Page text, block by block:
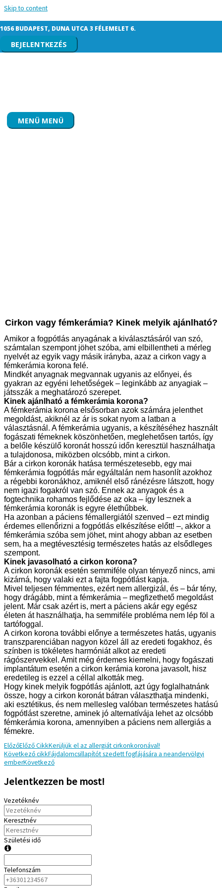
Skip to content
1056 BUDAPEST, DUNA UTCA 3 FÉLEMELET 6.
BEJELENTKEZÉS
MENÜ MENÜ
Cirkon vagy fémkerámia? Kinek melyik
ajánlható?
Cirkon vagy fémkerámia? Kinek melyik ajánlható?
Amikor a fogpótlás anyagának a kiválasztásáról van szó,
számtalan szempont jöhet szóba, ami elbillentheti a mérleg
nyelvét az egyik vagy másik irányba, azaz a cirkon vagy a
fémkerámia korona felé.
Mindkét anyagnak megvannak ugyanis az előnyei, és
gyakran az egyéni lehetőségek – leginkább az anyagiak –
játsszák a meghatározó szerepet.
Kinek ajánlható a fémkerámia korona?
A fémkerámia korona elsősorban azok számára jelenthet
megoldást, akiknél az ár is sokat nyom a latban a
választásnál. A fémkerámia ugyanis, a készítéséhez használt
fogászati fémeknek köszönhetően, meglehetősen tartós, így
a belőle készülő koronát hosszú időn keresztül használhatja
a tulajdonosa, miközben olcsóbb, mint a cirkon.
Bár a cirkon koronák hatása természetesebb, egy mai
fémkerámia fogpótlás már egyáltalán nem hasonlít azokhoz
a régebbi koronákhoz, amiknél első ránézésre látszott, hogy
nem igazi fogakról van szó. Ennek az anyagok és a
fogtechnika rohamos fejlődése az oka – így lesznek a
fémkerámia koronák is egyre élethűbbek.
Ha azonban a páciens fémallergiától szenved – ezt mindig
érdemes ellenőrizni a fogpótlás elkészítése előtt! –, akkor a
fémkerámia szóba sem jöhet, mint ahogy abban az esetben
sem, ha a megtévesztésig természetes hatás az elsődleges
szempont.
Kinek javasolható a cirkon korona?
A cirkon koronák esetén semmiféle olyan tényező nincs, ami
kizárná, hogy valaki ezt a fajta fogpótlást kapja.
Mivel teljesen fémmentes, ezért nem allergizál, és – bár tény,
hogy drágább, mint a fémkerámia – megfizethető megoldást
jelent. Már csak azért is, mert a páciens akár egy egész
életen át használhatja, ha semmiféle probléma nem lép föl a
tartófoggal.
A cirkon korona további előnye a természetes hatás, ugyanis
transzparenciában nagyon közel áll az eredeti fogakhoz, és
színben is tökéletes harmóniát alkot az eredeti
rágószervekkel. Amit még érdemes kiemelni, hogy fogászati
implantátum esetén a cirkon kerámia korona javasolt, hisz
eredetileg is ezzel a céllal alkották meg.
Hogy kinek melyik fogpótlás ajánlott, azt úgy foglalhatnánk
össze, hogy a cirkon koronát bátran választhatja mindenki,
aki esztétikus, és nem mellesleg valóban természetes hatású
fogpótlást szeretne, aminek jó alternatívája lehet az olcsóbb
fémkerámia korona, amennyiben a páciens nem allergiás a
fémekre.
ElőzőElőző CikkKerüljük el az allergiát cirkonkoronával!
Következő cikkFájdalomcsillapítót szedett fogfájására a neandervölgyi
emberKövetkező
Jelentkezzen be most!
Vezetéknév
Keresztnév
Születési idő
Telefonszám